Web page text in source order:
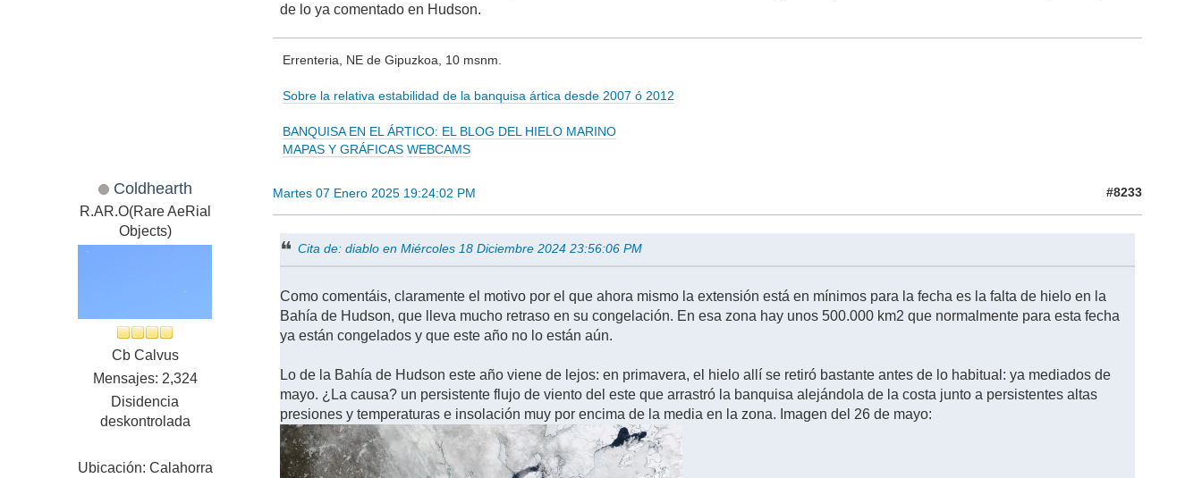
de lo ya comentado en Hudson.
Errenteria, NE de Gipuzkoa, 10 msnm.
Sobre la relativa estabilidad de la banquisa ártica desde 2007 ó 2012
BANQUISA EN EL ÁRTICO: EL BLOG DEL HIELO MARINO
MAPAS Y GRÁFICAS WEBCAMS
Coldhearth
R.AR.O(Rare AeRial
Objects)
Cb Calvus
Mensajes: 2,324
Disidencia
deskontrolada
Ubicación: Calahorra
Martes 07 Enero 2025 19:24:02 PM #8233
Cita de: diablo en Miércoles 18 Diciembre 2024 23:56:06 PM
Como comentáis, claramente el motivo por el que ahora mismo la extensión está en mínimos para la fecha es la falta de hielo en la
Bahía de Hudson, que lleva mucho retraso en su congelación. En esa zona hay unos 500.000 km2 que normalmente para esta fecha
ya están congelados y que este año no lo están aún.
Lo de la Bahía de Hudson este año viene de lejos: en primavera, el hielo allí se retiró bastante antes de lo habitual: ya mediados de
mayo. ¿La causa? un persistente flujo de viento del este que arrastró la banquisa alejándola de la costa junto a persistentes altas
presiones y temperaturas e insolación muy por encima de la media en la zona. Imagen del 26 de mayo: